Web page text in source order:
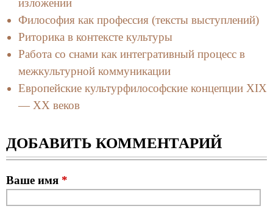
изложении
Философия как профессия (тексты выступлений)
Риторика в контексте культуры
Работа со снами как интегративный процесс в
межкультурной коммуникации
Европейские культурфилософские концепции XIX
— XX веков
ДОБАВИТЬ КОММЕНТАРИЙ
Ваше имя *